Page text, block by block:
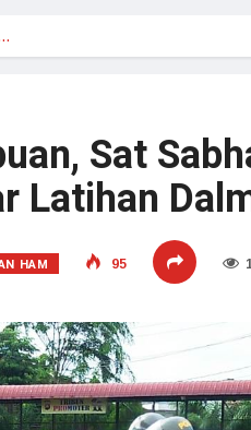
Sat
Latihan
HAM 95